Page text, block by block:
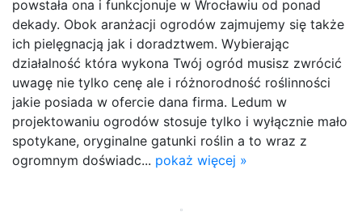
powstała ona i funkcjonuje w Wrocławiu od ponad
dekady. Obok aranżacji ogrodów zajmujemy się także
ich pielęgnacją jak i doradztwem. Wybierając
działalność która wykona Twój ogród musisz zwrócić
uwagę nie tylko cenę ale i różnorodność roślinności
jakie posiada w ofercie dana firma. Ledum w
projektowaniu ogrodów stosuje tylko i wyłącznie mało
spotykane, oryginalne gatunki roślin a to wraz z
ogromnym doświadc... pokaż więcej »